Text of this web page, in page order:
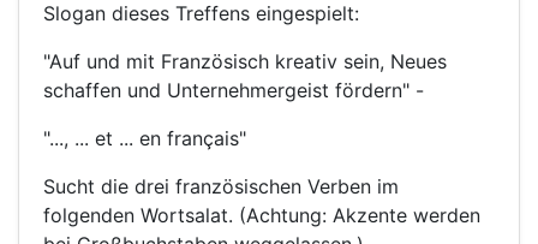
Slogan dieses Treffens eingespielt:
"Auf und mit Französisch kreativ sein, Neues
schaffen und Unternehmergeist fördern" -
"..., ... et ... en français"
Sucht die drei französischen Verben im
folgenden Wortsalat. (Achtung: Akzente werden